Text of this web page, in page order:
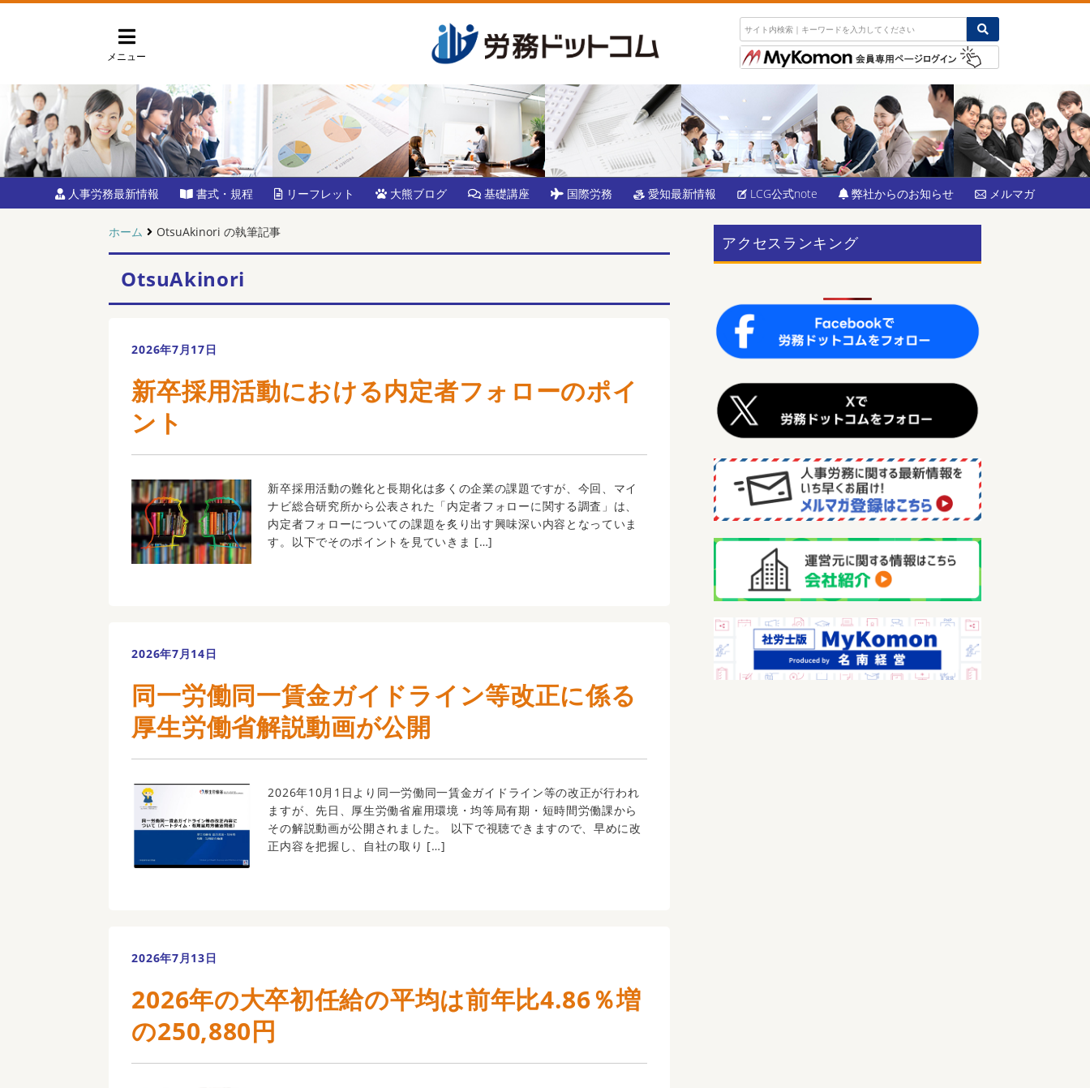
メニュー
人事労務最新情報 書式・規程 リーフレット 大熊ブログ 基礎講座 国際労務 愛知最新情報 LCG公式note 弊社からのお知らせ メルマガ
ホーム OtsuAkinori の執筆記事
OtsuAkinori
2026年7月17日
新卒採用活動における内定者フォローのポイ
ント
新卒採用活動の難化と長期化は多くの企業の課題ですが、今回、マイ
ナビ総合研究所から公表された「内定者フォローに関する調査」は、
内定者フォローについての課題を炙り出す興味深い内容となっていま
す。以下でそのポイントを見ていきま […]
2026年7月14日
同一労働同一賃金ガイドライン等改正に係る
厚生労働省解説動画が公開
2026年10月1日より同一労働同一賃金ガイドライン等の改正が行われ
ますが、先日、厚生労働省雇用環境・均等局有期・短時間労働課から
その解説動画が公開されました。 以下で視聴できますので、早めに改
正内容を把握し、自社の取り […]
2026年7月13日
2026年の大卒初任給の平均は前年比4.86％増
の250,880円
アクセスランキング